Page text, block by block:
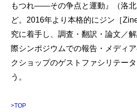
もつれ――その争点と運動』（洛
ど。2016年より本格的にジン［
究に着手し、調査・翻訳・論文／
際シンポジウムでの報告・メディ
クショップのゲストファシリテー
う。
>TOP